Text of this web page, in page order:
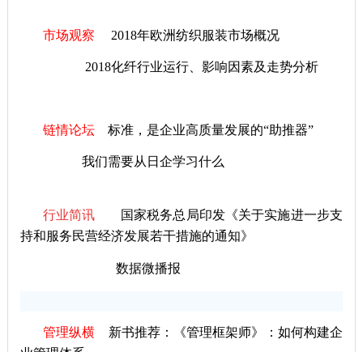
市场观察 2018年欧洲纺织服装市场概况
2018化纤行业运行、影响因素及走势分析
链情论坛 标准，是企业高质量发展的“助推器”
我们需要从日企学习什么
行业简讯
国家税务总局印发《关于实施进一步支
持和服务民营经济发展若干措施的通知》
数据微播报
管理纵横 新书推荐：
《管理框架师》：如何构建企